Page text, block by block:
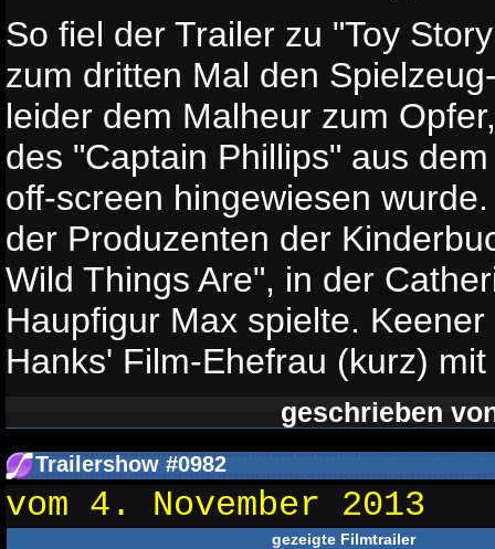
So fiel der Trailer zu "Toy
zum dritten Mal den
leider dem Malheur zum
des "Captain Phillips" aus
off-screen hingewiesen
der Produzenten der
Wild Things Are", in der
Haupfigur Max spielte.
Hanks' Film-Ehefrau (kurz)
geschrieben
Trailershow #0982
vom 4. November 2013
gezeigte Filmtrailer